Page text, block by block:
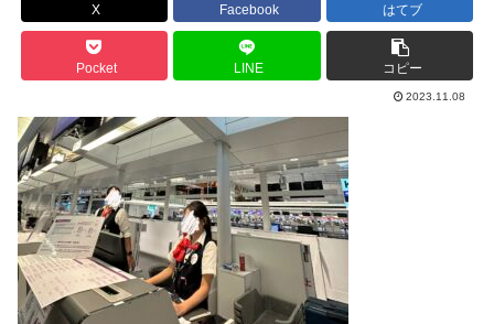
X Facebook はてブ
Pocket LINE コピー
2023.11.08